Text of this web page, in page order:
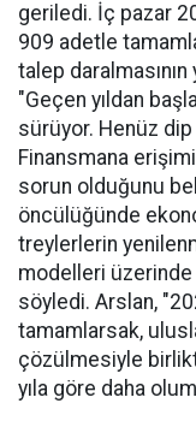
geriledi. İç pa­zar
909 adetle
talep daralmasının
"Geçen yıldan
sürüyor. Henüz
Finans­mana
sorun olduğunu
öncülüğünde
treylerlerin
modelleri üzerinde
söyledi. Ars­lan,
tamamlarsak,
çözülmesiyle
yıla göre daha